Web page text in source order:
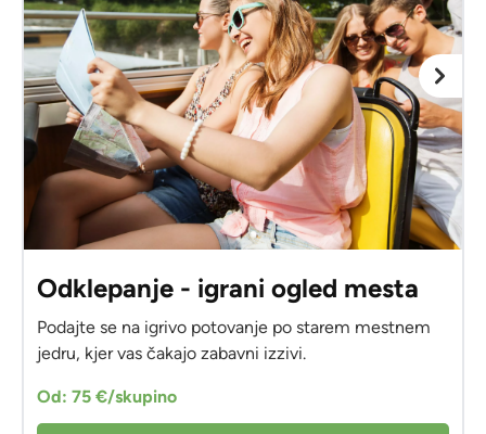
Odklepanje - igrani ogled mesta
Podajte se na igrivo potovanje po starem mestnem
jedru, kjer vas čakajo zabavni izzivi.
Od: 75 €/skupino